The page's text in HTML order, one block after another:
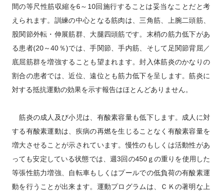
間の等尺性筋収縮を6 ～ 10回施行することは妥当なことだと考
えられます。訓練の中心となる筋肉は、三角筋、上腕二頭筋、
股関節外転・伸展筋群、大腿四頭筋です。末梢の筋力低下があ
る患者(20～40％)では、手関節、手内筋、そして足関節背屈／
底屈筋群を増強することも望まれます。封入体筋炎のかなりの
割合の患者では、近位、遠位とも筋力低下を呈します。筋炎に
対する抵抗運動の効果を示す報告はほとんどありません。
筋炎の成人及び小児は、有酸素容量も低下します。成人に対
する有酸素運動は、疾病の再燃を生じることなく有酸素容量を
増大させることが示されています。慢性のもしくは活動性があ
っても安定している状態では、週3回の450ｇの重りを使用した
等張性筋力増強、自転車もしくはプールでの低負荷の有酸素運
動を行うことが出来ます。運動プログラムは、ＣＫの著明な上